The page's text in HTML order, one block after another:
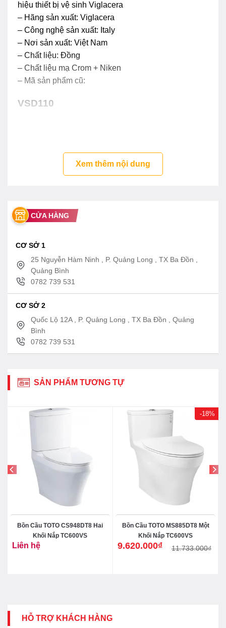
hiệu thiết bị vệ sinh Viglacera
– Hãng sản xuất: Viglacera
– Công nghệ sản xuất: Italy
– Nơi sản xuất: Việt Nam
– Chất liệu: Đồng
– Chất liệu mạ Crom + Niken
– Mã sản phẩm cũ:
VSD110
Xem thêm nội dung
CỬA HÀNG
CƠ SỞ 1
25 Nguyễn Hàm Ninh , P. Quảng Long , TX Ba Đồn ,
Quảng Bình
0782 739 531
CƠ SỞ 2
Quốc Lộ 12A , P. Quảng Long , TX Ba Đồn , Quảng
Bình
0782 739 531
SẢN PHẨM TƯƠNG TỰ
Bồn Cầu TOTO CS948DT8 Hai
Khối Nắp TC600VS
Liên hệ
-18%
Bồn Cầu TOTO MS885DT8 Một
Khối Nắp TC600VS
11.733.000₫
Giá
9.620.000₫
Giá
HỖ TRỢ KHÁCH HÀNG